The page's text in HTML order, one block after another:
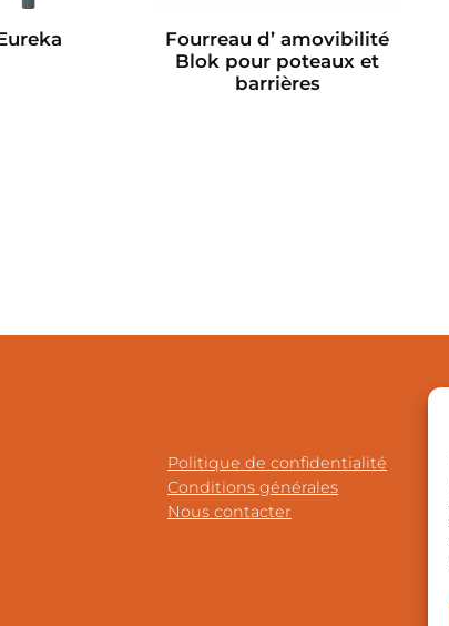
Fourreau d’ amovibilité
Blok pour poteaux et
barrières
Politique de confidentialité
Conditions générales
Nous contacter